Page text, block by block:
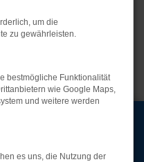
um die
zu gewährleisten.
bestmögliche Funktionalität
wie Google Maps,
und weitere werden
es uns, die Nutzung der